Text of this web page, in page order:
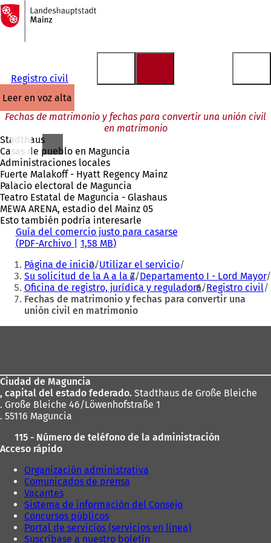
Saltar al contenido
A
la
página
Registro civil
leer en voz alta
Fechas de matrimonio y fechas para convertir una unión civil
en matrimonio
Stadthaus
Casas de pueblo en Maguncia
Administraciones locales
Fuerte Malakoff - Hyatt Regency Mainz
Palacio electoral de Maguncia
Teatro Estatal de Maguncia - Glashaus
MEWA ARENA, estadio del Mainz 05
Esto también podría interesarle
Guía del comercio justo para casarse
PDF-Archivo 1,58 MB
Estás
aquí:
Página de inicio Utilizar el servicio
Su solicitud de la A a la Z Departamento I - Lord Mayor
Oficina de registro, jurídica y reguladora Registro civil
Fechas de matrimonio y fechas para convertir una
unión civil en matrimonio
pies
Ciudad de Maguncia
, capital del estado federado. Stadthaus de Große Bleiche
. Große Bleiche 46/Löwenhofstraße 1
. 55116 Maguncia
115 - Número de teléfono de la administración
Acceso rápido
Organización administrativa
Comunicados de prensa
Vacantes
Sistema de información del Consejo
Concursos públicos
Portal de servicios (servicios en línea)
Suscríbase a nuestro boletín